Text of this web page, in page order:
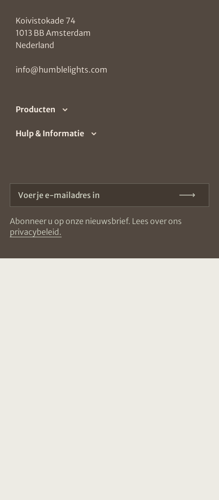
Koivistokade 74
1013 BB Amsterdam
Nederland
info@humblelights.com
Producten
Hulp & Informatie
Abonneer u op onze nieuwsbrief. Lees over ons
privacybeleid.